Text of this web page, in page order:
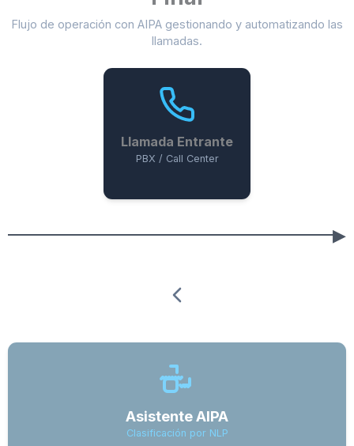
Flujo de operación con AIPA gestionando y automatizando las
llamadas.
Llamada Entrante
PBX / Call Center
Asistente AIPA
Clasificación por NLP